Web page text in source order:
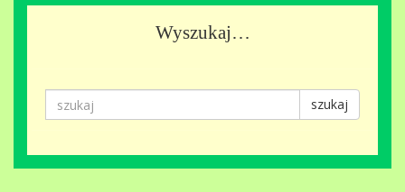
Wyszukaj…
szukaj